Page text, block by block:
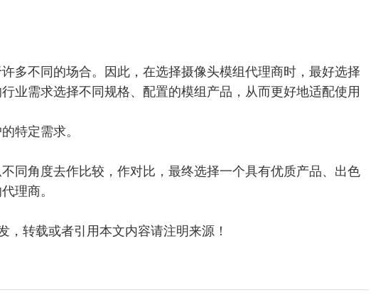
多不同的场合。因此，在选择摄像头模组代理商时，最好选择
业需求选择不同规格、配置的模组产品，从而更好地适配使用
的特定需求。
不同角度去作比较，作对比， 最终选择一个具有优质产品、出色
理商。
，转载或者引用本文内容请注明来源！